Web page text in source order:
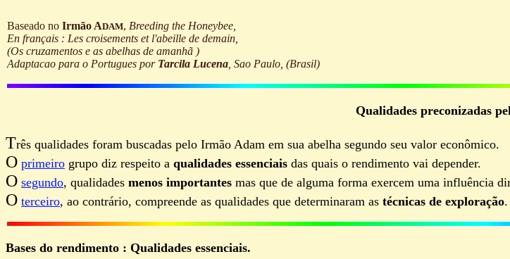
Baseado no Irmão ADAM, Breeding the Honeybee,
En français : Les croisements et l'abeille de demain,
(Os cruzamentos e as abelhas de amanhã )
Adaptacao para o Portugues por Tarcila Lucena , Sao Paulo, (Brasil)
Qualidades preconizadas
Três qualidades foram buscadas pelo Irmão Adam em sua abelha segundo seu valor econômico.
O primeiro grupo diz respeito a qualidades essenciais das quais o rendimento vai depender.
O segundo, qualidades menos importantes mas que de alguma forma exercem uma influência
O terceiro, ao contrário, compreende as qualidades que determinaram as técnicas de exploração.
Bases do rendimento : Qualidades essenciais.